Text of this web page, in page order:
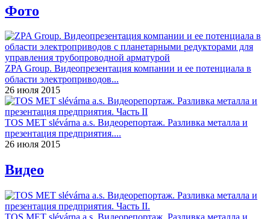
Фото
ZPA Group. Видеопрезентация компании и ее потенциала в
области электроприводов...
26 июля 2015
TOS MET slévárna a.s. Видеорепортаж. Разливка металла и
презентация предприятия....
26 июля 2015
Видео